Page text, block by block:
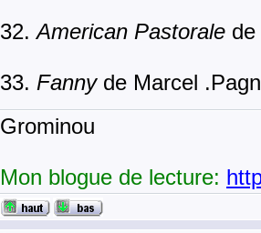
American Pastorale
Fannyde Marcel
Grominou
Mon blogue de lecture: